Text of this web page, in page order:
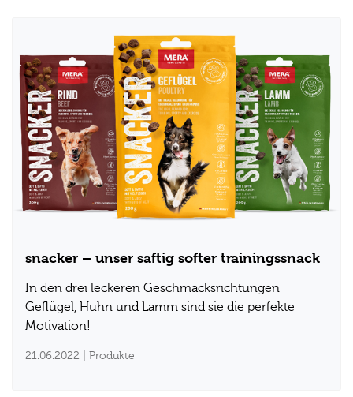
snacker – unser saftig softer trainingssnack
In den drei leckeren Geschmacksrichtungen
Geflügel, Huhn und Lamm sind sie die perfekte
Motivation!
21.06.2022 | Produkte